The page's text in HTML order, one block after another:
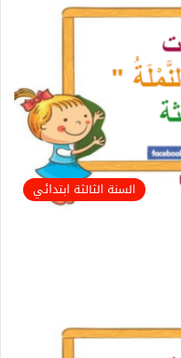
السنة الثالثة ابتدائي